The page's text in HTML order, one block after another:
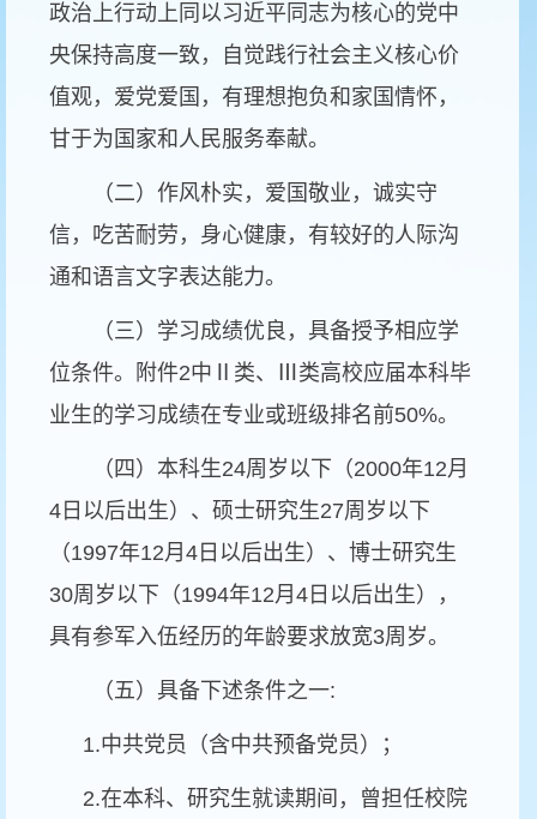
政治上行动上同以习近平同志为核心的党中
央保持高度一致，自觉践行社会主义核心价
值观，爱党爱国，有理想抱负和家国情怀，
甘于为国家和人民服务奉献。
（二）作风朴实，爱国敬业，诚实守
信，吃苦耐劳，身心健康，有较好的人际沟
通和语言文字表达能力。
（三）学习成绩优良，具备授予相应学
位条件。附件2中 类、
类高校应届本科毕
业生的学习成绩在专业或班级排名前50%。
（四）本科生24周岁以下（2000年12月
4 日以后出生）、硕士研究生27周岁以下
（1997年12月 4 日以后出生）、博士研究生
30周岁以下（1994年12月 4 日以后出生），
具有参军入伍经历的年龄要求放宽3周岁。
（五）具备下述条件之一:
1.中共党员（含中共预备党员）；
2.在本科、研究生就读期间，曾担任校院